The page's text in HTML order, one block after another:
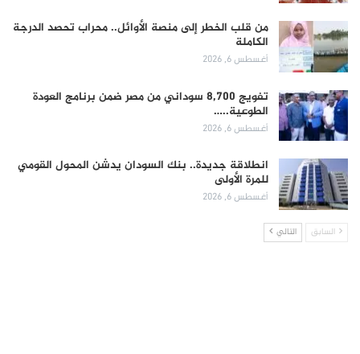
من قلب الخطر إلى منصة الأوائل.. محراب تحصد الدرجة
الكاملة
أغسطس 6, 2026
تفويج 8,700 سوداني من مصر ضمن برنامج العودة
الطوعية..…
أغسطس 6, 2026
انطلاقة جديدة.. بنك السودان يدشن المحول القومي
للمرة الأولى
أغسطس 6, 2026
السابق التالي